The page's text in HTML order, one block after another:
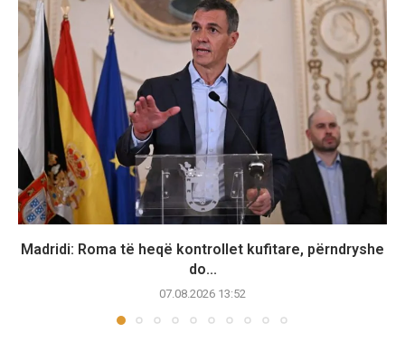
Madridi: Roma të heqë kontrollet kufitare, përndryshe
do...
07.08.2026 13:52